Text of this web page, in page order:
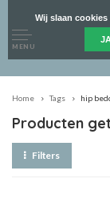
MENU
Home Tags hip
Producten
Filters
Wij slaan